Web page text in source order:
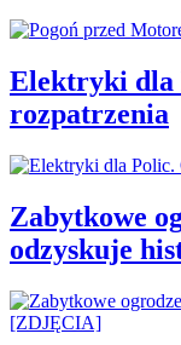
Elektryki dla
rozpatrzenia
Zabytkowe
odzyskuje